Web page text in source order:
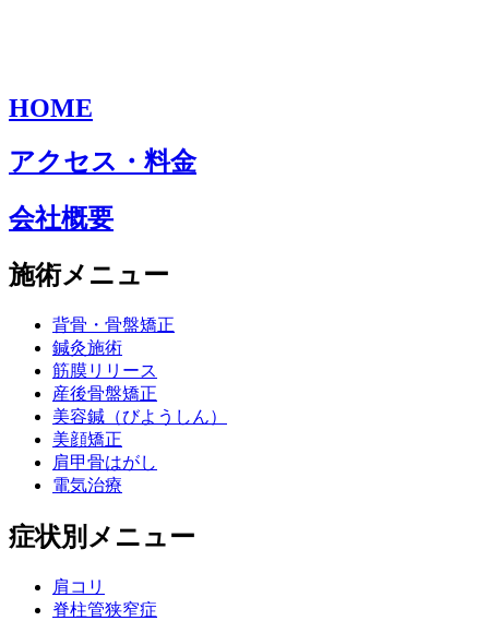
HOME
アクセス・料金
会社概要
施術メニュー
背骨・骨盤矯正
鍼灸施術
筋膜リリース
産後骨盤矯正
美容鍼（びようしん）
美顔矯正
肩甲骨はがし
電気治療
症状別メニュー
肩コリ
脊柱管狭窄症